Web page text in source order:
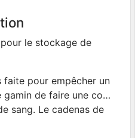
le stockage de
faite pour empêcher un
gamin de faire une co…
sang. Le cadenas de